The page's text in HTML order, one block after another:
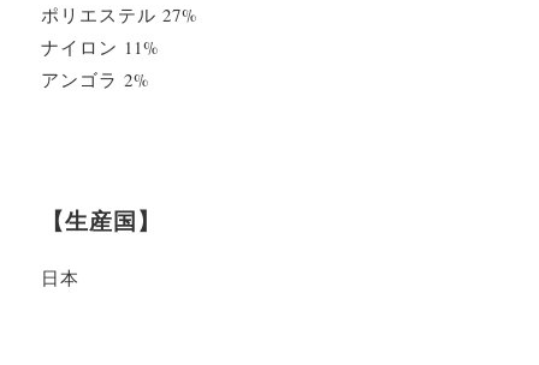
ポリエステル 27%
ナイロン 11%
アンゴラ 2%
【生産国】
日本